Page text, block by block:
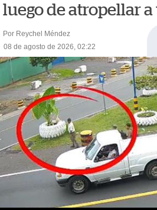
luego de atropellar
Por Reychel Méndez
08 de agosto de 2026, 02:22